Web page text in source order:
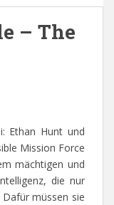
– The
Ethan Hunt und
Mission Force
mächtigen und
die nur
Dafür müssen sie